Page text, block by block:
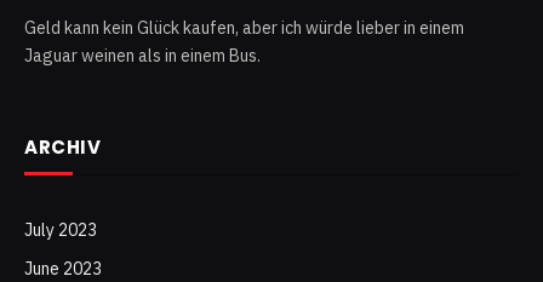
Geld kann kein Glück kaufen, aber ich würde lieber in einem
Jaguar weinen als in einem Bus.
ARCHIV
July 2023
June 2023